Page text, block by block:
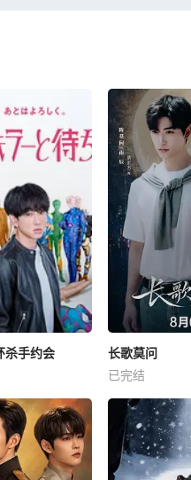
杀手约会
长歌莫问
已完结